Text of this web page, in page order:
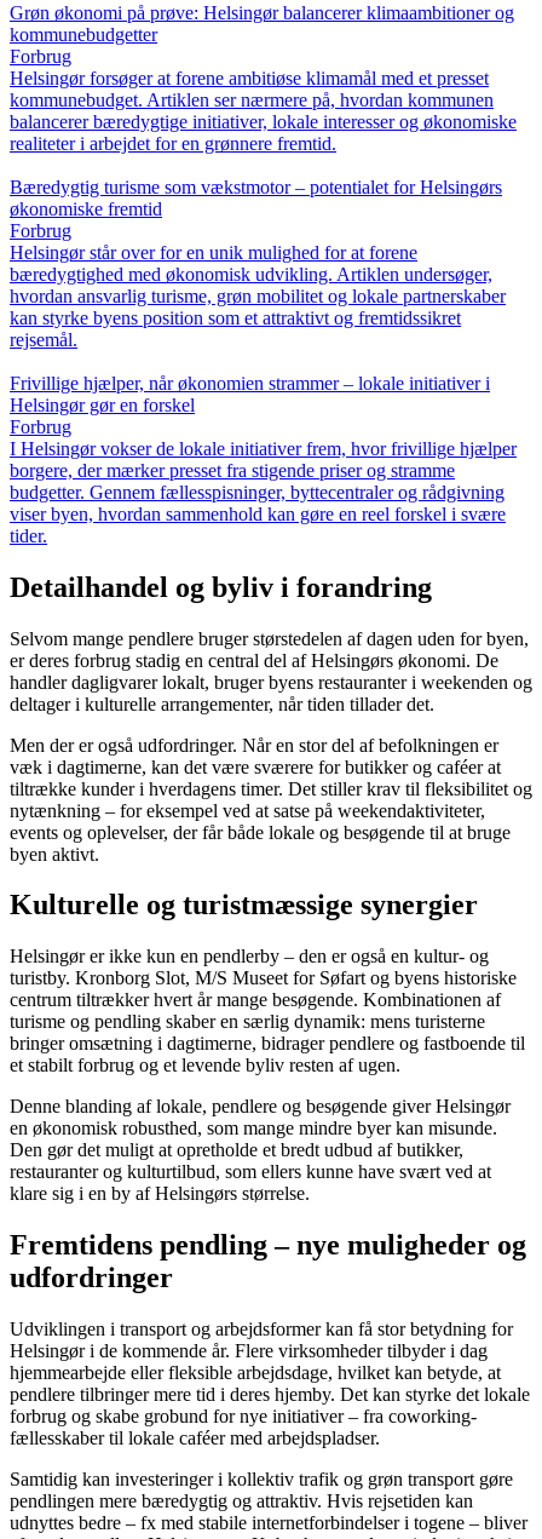
Grøn økonomi på prøve: Helsingør balancerer klimaambitioner og
kommunebudgetter
Forbrug
Helsingør forsøger at forene ambitiøse klimamål med et presset
kommunebudget. Artiklen ser nærmere på, hvordan kommunen
balancerer bæredygtige initiativer, lokale interesser og økonomiske
realiteter i arbejdet for en grønnere fremtid.
Bæredygtig turisme som vækstmotor – potentialet for Helsingørs
økonomiske fremtid
Forbrug
Helsingør står over for en unik mulighed for at forene
bæredygtighed med økonomisk udvikling. Artiklen undersøger,
hvordan ansvarlig turisme, grøn mobilitet og lokale partnerskaber
kan styrke byens position som et attraktivt og fremtidssikret
rejsemål.
Frivillige hjælper, når økonomien strammer – lokale initiativer i
Helsingør gør en forskel
Forbrug
I Helsingør vokser de lokale initiativer frem, hvor frivillige hjælper
borgere, der mærker presset fra stigende priser og stramme
budgetter. Gennem fællesspisninger, byttecentraler og rådgivning
viser byen, hvordan sammenhold kan gøre en reel forskel i svære
tider.
Detailhandel og byliv i forandring
Selvom mange pendlere bruger størstedelen af dagen uden for byen,
er deres forbrug stadig en central del af Helsingørs økonomi. De
handler dagligvarer lokalt, bruger byens restauranter i weekenden og
deltager i kulturelle arrangementer, når tiden tillader det.
Men der er også udfordringer. Når en stor del af befolkningen er
væk i dagtimerne, kan det være sværere for butikker og caféer at
tiltrække kunder i hverdagens timer. Det stiller krav til fleksibilitet og
nytænkning – for eksempel ved at satse på weekendaktiviteter,
events og oplevelser, der får både lokale og besøgende til at bruge
byen aktivt.
Kulturelle og turistmæssige synergier
Helsingør er ikke kun en pendlerby – den er også en kultur- og
turistby. Kronborg Slot, M/S Museet for Søfart og byens historiske
centrum tiltrækker hvert år mange besøgende. Kombinationen af
turisme og pendling skaber en særlig dynamik: mens turisterne
bringer omsætning i dagtimerne, bidrager pendlere og fastboende til
et stabilt forbrug og et levende byliv resten af ugen.
Denne blanding af lokale, pendlere og besøgende giver Helsingør
en økonomisk robusthed, som mange mindre byer kan misunde.
Den gør det muligt at opretholde et bredt udbud af butikker,
restauranter og kulturtilbud, som ellers kunne have svært ved at
klare sig i en by af Helsingørs størrelse.
Fremtidens pendling – nye muligheder og
udfordringer
Udviklingen i transport og arbejdsformer kan få stor betydning for
Helsingør i de kommende år. Flere virksomheder tilbyder i dag
hjemmearbejde eller fleksible arbejdsdage, hvilket kan betyde, at
pendlere tilbringer mere tid i deres hjemby. Det kan styrke det lokale
forbrug og skabe grobund for nye initiativer – fra coworking-
fællesskaber til lokale caféer med arbejdspladser.
Samtidig kan investeringer i kollektiv trafik og grøn transport gøre
pendlingen mere bæredygtig og attraktiv. Hvis rejsetiden kan
udnyttes bedre – fx med stabile internetforbindelser i togene – bliver